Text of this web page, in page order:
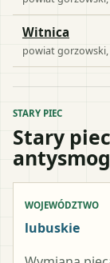
Witnica
powiatgorzowski
STARY PIEC
Stary
WOJEWÓDZTWO
lubuskie